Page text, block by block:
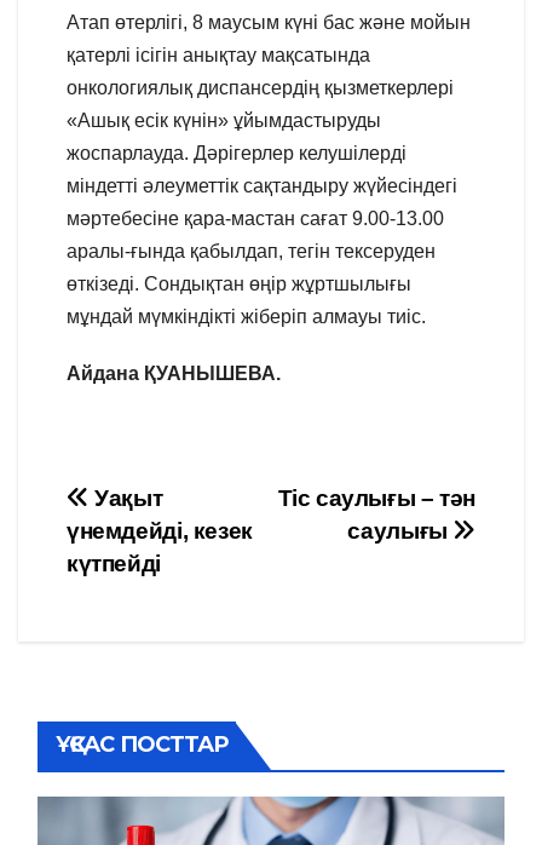
Атап өтерлігі, 8 маусым күні бас және мойын
қатерлі ісігін анықтау мақсатында
онкологиялық диспансердің қызметкерлері
«Ашық есік күнін» ұйымдастыруды
жоспарлауда. Дәрігерлер келушілерді
міндетті әлеуметтік сақтандыру жүйесіндегі
мәртебесіне қара-мастан сағат 9.00-13.00
аралы-ғында қабылдап, тегін тексеруден
өткізеді. Сондықтан өңір жұртшылығы
мұндай мүмкіндікті жіберіп алмауы тиіс.
Айдана ҚУАНЫШЕВА.
Навигация
по
Тіс саулығы – тән
саулығы
Уақыт
үнемдейді, кезек
күтпейді
ҰҚСАС ПОСТТАР